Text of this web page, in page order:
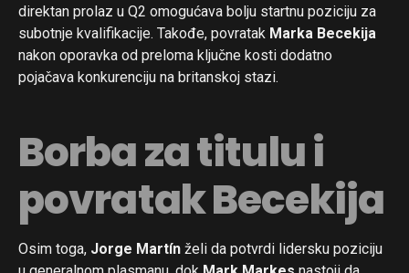
direktan prolaz u Q2 omogućava bolju startnu poziciju za
subotnje kvalifikacije. Takođe, povratak Marka Becekija
nakon oporavka od preloma ključne kosti dodatno
pojačava konkurenciju na britanskoj stazi.
Borba za titulu i
povratak Becekija
Osim toga, Jorge Martín želi da potvrdi lidersku poziciju